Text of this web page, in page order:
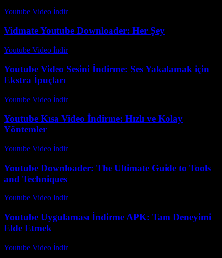
Youtube Video İndir-
Vidmate Youtube Downloader: Her Şey
Youtube Video İndir-
Youtube Video Sesini İndirme: Ses Yakalamak için
Ekstra İpuçları
Youtube Video İndir-
Youtube Kısa Video İndirme: Hızlı ve Kolay
Yöntemler
Youtube Video İndir-
Youtube Downloader: The Ultimate Guide to Tools
and Techniques
Youtube Video İndir-
Youtube Uygulaması İndirme APK: Tam Deneyimi
Elde Etmek
Youtube Video İndir-